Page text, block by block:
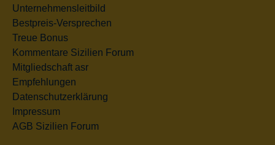
Unternehmensleitbild
Bestpreis-Versprechen
Treue Bonus
Kommentare Sizilien Forum
Mitgliedschaft asr
Empfehlungen
Datenschutzerklärung
Impressum
AGB Sizilien Forum